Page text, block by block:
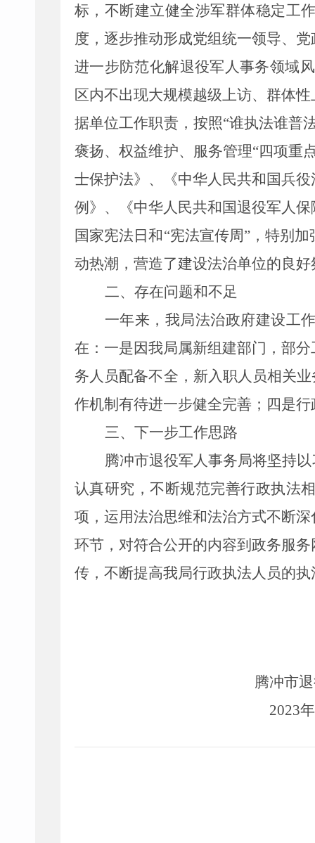
标，不断建立健全涉军群体稳定工
度，逐步推动形成党组统一领导、
进一步防范化解退役军人事务领域
区内不出现大规模越级上访、群体
据单位工作职责， 按照“谁执法谁普
褒扬、权益维护、服务管理“四项重
士保护法》、《中华人民共和国兵
例》 、《中华人民共和国退役军人
国家宪法日和“宪法宣传周”，特别加
动热潮， 营造了建设法治单位的良好
二、存在问题和不足
一年来，我局法治政府建设工
在：一是因我局属新组建部门，部
务人员配备不全，新入职人员相关
作机制有待进一步健全完善；四是
三、下一步工作思路
腾冲市退役军人事务局将坚持
认真研究，不断规范完善行政执法
项，运用法治思维和法治方式不断
环节，对符合公开的内容到政务服
传，不断提高我局行政执法人员的
腾冲市
2023